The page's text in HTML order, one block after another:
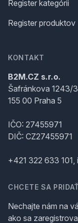
Register kategórii
Register produktov
KONTAKT
B2M.CZ s.r.o.
Šafránkova 1243/3
155 00 Praha 5
IČO: 27455971
DIČ: CZ27455971
+421 322 633 101,
CHCETE SA
Nechajte nám na
ako sa